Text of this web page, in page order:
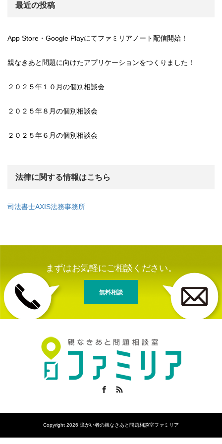
最近の投稿
App Store・Google Playにてファミリアノート配信開始！
親なきあと問題に向けたアプリケーションをつくりました！
２０２５年１０月の個別相談会
２０２５年８月の個別相談会
２０２５年６月の個別相談会
法律に関する情報はこちら
司法書士AXIS法務事務所
まずはお気軽にご相談ください。
無料相談
Facebook
Copyright 2026 障がい者の親なきあと問題相談室ファミリア